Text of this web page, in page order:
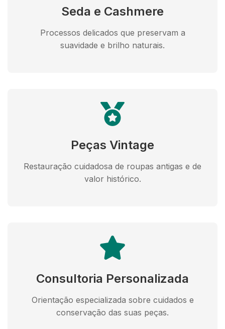
Seda e Cashmere
Processos delicados que preservam a
suavidade e brilho naturais.
Peças Vintage
Restauração cuidadosa de roupas antigas e de
valor histórico.
Consultoria Personalizada
Orientação especializada sobre cuidados e
conservação das suas peças.